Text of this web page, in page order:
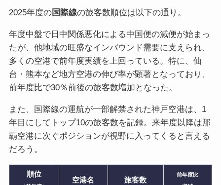
2025年度の国際線の旅客数順位は以下の通り。
年度中盤で日中関係悪化による中国便の減便が始まっ
たが、他地域の旺盛なインバウンド需要に支えられ、
多くの空港で前年度実績を上回っている。特に、仙
台・熊本など地方空港の伸び率が顕著となっており、
前年度比で30％前後の旅客数増加となった。
また、国際線の運航が一部解禁された神戸空港は、1
年目にしてトップ10の旅客数を記録。来年度以降は那
覇空港に次ぐポジションが視野に入ってくると言える
だろう。
順位
空港名 旅客数
前年度比